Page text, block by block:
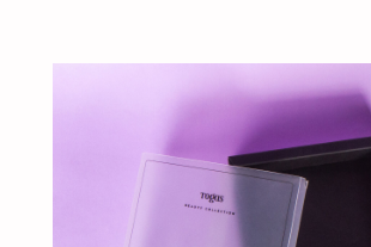
ЗАПОЛНИТЕ ЗАЯВКУ, И
МЫ ПОДБЕРЕМ ДЛЯ ВАС
ИДЕАЛЬНОЕ РЕШЕНИЕ